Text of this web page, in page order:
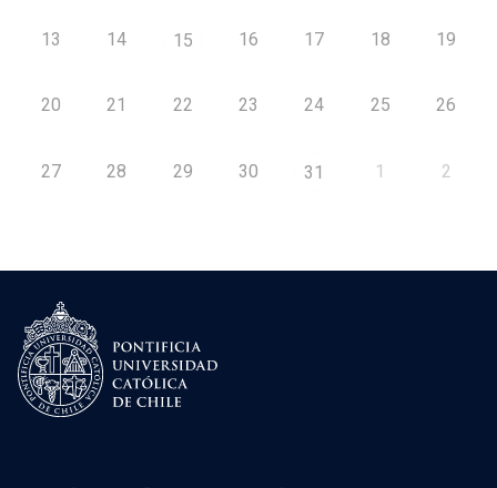
13 14 15 16 17 18 19
20 21 22 23 24 25 26
27 28 29 30 31 1 2